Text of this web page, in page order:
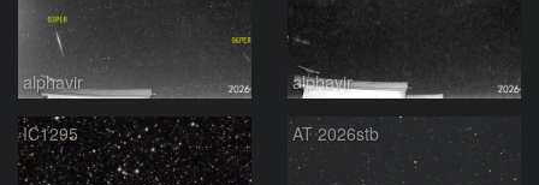
alphavir alphavir
IC1295 AT 2026stb